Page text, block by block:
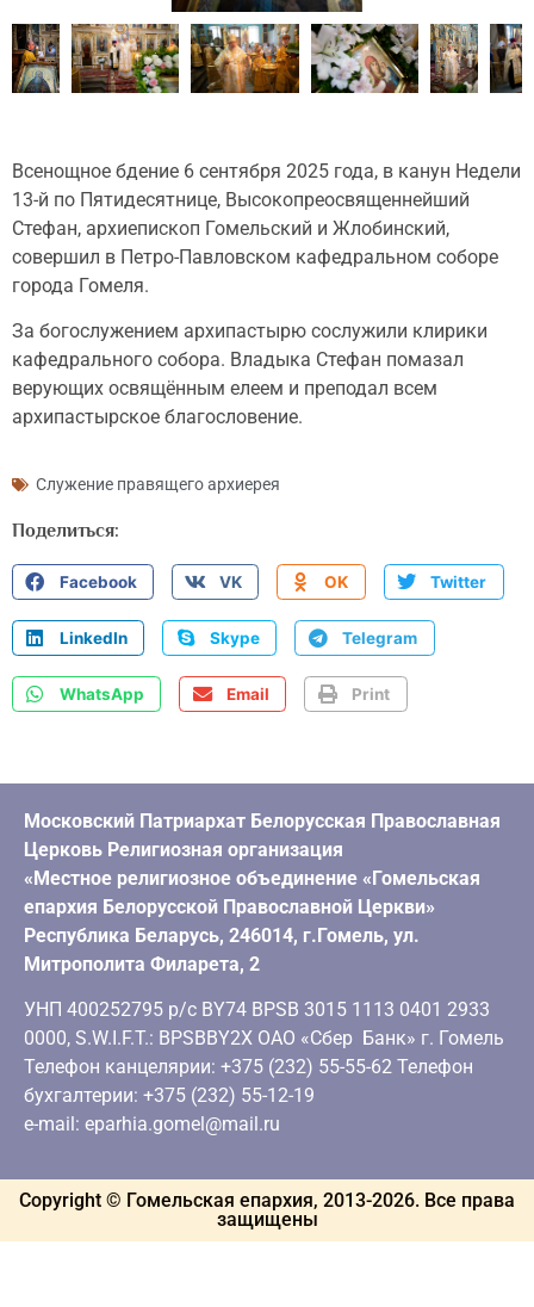
Всенощное бдение 6 сентября 2025 года, в канун Недели
13-й по Пятидесятнице, Высокопреосвященнейший
Стефан, архиепископ Гомельский и Жлобинский,
совершил в Петро-Павловском кафедральном соборе
города Гомеля.
За богослужением архипастырю сослужили клирики
кафедрального собора. Владыка Стефан помазал
верующих освящённым елеем и преподал всем
архипастырское благословение.
Служение правящего архиерея
Поделиться:
Facebook VK OK Twitter
LinkedIn Skype Telegram
WhatsApp Email Print
Московский Патриархат Белорусская Православная
Церковь Религиозная организация
«Местное религиозное объединение «Гомельская
епархия Белорусской Православной Церкви»
Республика Беларусь, 246014, г.Гомель, ул.
Митрополита Филарета, 2
УНП 400252795 р/с BY74 BPSB 3015 1113 0401 2933
0000, S.W.I.F.T.: BPSBBY2X ОАО «Сбер Банк» г. Гомель
Телефон канцелярии: +375 (232) 55-55-62 Телефон
бухгалтерии: +375 (232) 55-12-19
e-mail: eparhia.gomel@mail.ru
Copyright © Гомельская епархия, 2013-2026. Все права
защищены